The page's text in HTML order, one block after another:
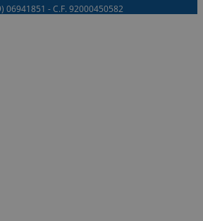
06941851 - C.F. 92000450582